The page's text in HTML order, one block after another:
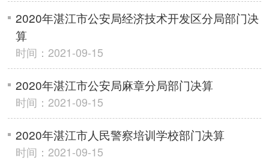
2020年湛江市公安局经济技术开发区分局部门决
算
时间：2021-09-15
2020年湛江市公安局麻章分局部门决算
时间：2021-09-15
2020年湛江市人民警察培训学校部门决算
时间：2021-09-15